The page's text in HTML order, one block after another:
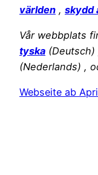
världen , skydd
Vår webbplats
tyska (Deutsch)
(Nederlands) ,
Webseite ab